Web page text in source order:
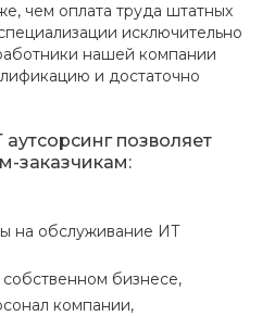
чем оплата труда штатных
исключительно
нашей компании
и достаточно
позволяет
заказчикам:
на обслуживание ИТ
бизнесе,
компании,